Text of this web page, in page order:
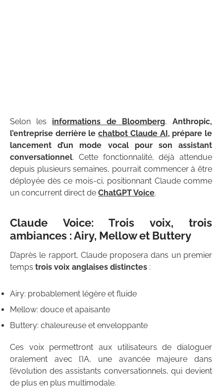
Selon les informations de Bloomberg,Anthropic,
l’entreprise derrière lechatbot Claude AI, prépare le
lancement d’un mode vocal pour son assistant
conversationnel. Cette fonctionnalité, déjà attendue
depuis plusieurs semaines, pourrait commencer à être
déployée dès ce mois-ci, positionnant Claude comme
un concurrent direct de ChatGPT Voice.
Claude Voice: Trois voix, trois
ambiances : Airy, Mellow et Buttery
D’après le rapport, Claude proposera dans un premier
temps trois voix anglaises distinctes :
Airy: probablement légère et fluide
Mellow: douce et apaisante
Buttery: chaleureuse et enveloppante
Ces voix permettront aux utilisateurs de dialoguer
oralement avec l’IA, une avancée majeure dans
l’évolution des assistants conversationnels, qui devient
de plus en plus multimodale.